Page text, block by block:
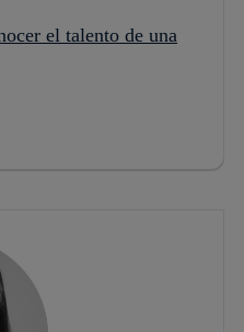
el talento de una